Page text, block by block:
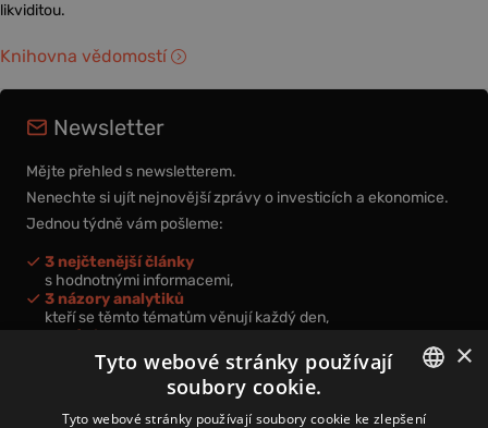
likviditou.
Knihovna vědomostí
Newsletter
Mějte přehled s newsletterem.
Nenechte si ujít nejnovější zprávy o investicích a ekonomice.
Jednou týdně vám pošleme:
3 nejčtenější články
s hodnotnými informacemi,
3 názory analytiků
kteří se těmto tématům věnují každý den,
nová videa a podcasty
k prohloubení vašich znalostí.
CZECH
×
Tyto webové stránky používají
soubory cookie.
Tyto webové stránky používají soubory cookie ke zlepšení